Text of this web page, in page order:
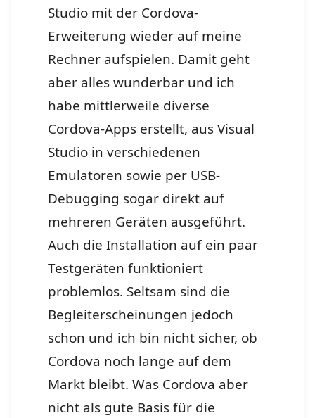
Studio mit der Cordova-
Erweiterung wieder auf meine
Rechner aufspielen. Damit geht
aber alles wunderbar und ich
habe mittlerweile diverse
Cordova-Apps erstellt, aus Visual
Studio in verschiedenen
Emulatoren sowie per USB-
Debugging sogar direkt auf
mehreren Geräten ausgeführt.
Auch die Installation auf ein paar
Testgeräten funktioniert
problemlos. Seltsam sind die
Begleiterscheinungen jedoch
schon und ich bin nicht sicher, ob
Cordova noch lange auf dem
Markt bleibt. Was Cordova aber
nicht als gute Basis für die